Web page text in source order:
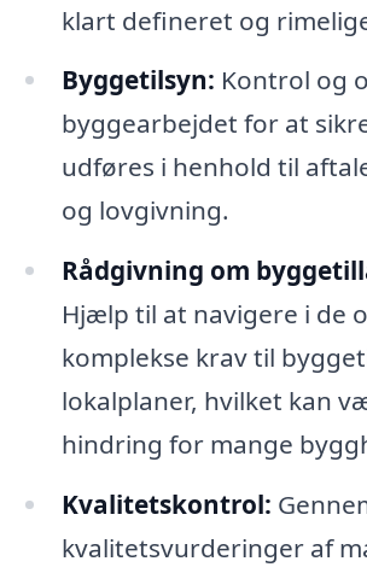
klart defineret og
Byggetilsyn: Kontrol og
byggearbejdet for at
udføres i henhold til
og lovgivning.
Rådgivning om
Hjælp til at navigere i de
komplekse krav til
lokalplaner, hvilket kan
hindring for mange
Kvalitetskontrol:
kvalitetsvurderinger af